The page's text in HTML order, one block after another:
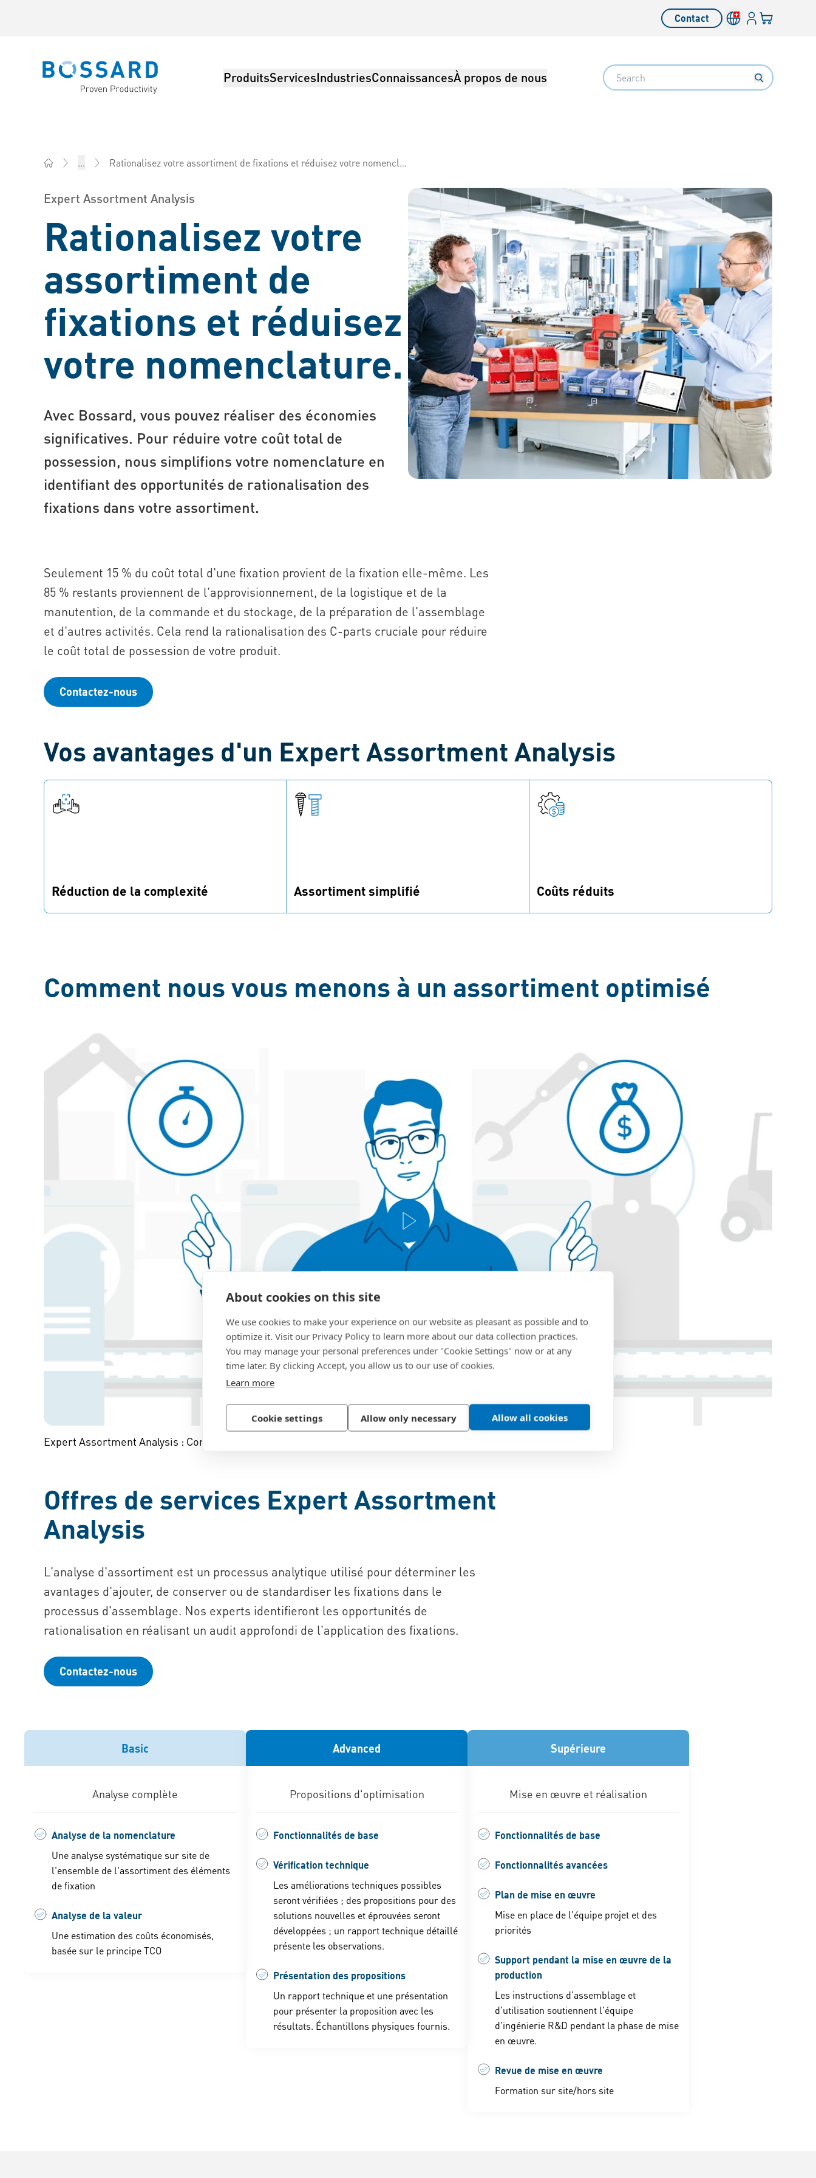
About cookies on this site
We use cookies to make your experience on our website as pleasant as possible and to
optimize it. Visit our Privacy Policy to learn more about our data collection practices.
You may manage your personal preferences under "Cookie Settings" now or at any
time later. By clicking Accept, you allow us to our use of cookies.
Learn more
Cookie settings Allow only necessary Allow all cookies
Contact Connexion
Votre panier
Bossard homepage ProduitsServicesIndustriesConnaissancesÀ propos de nous Search
... Rationalisez votre assortiment de fixations et réduisez votre nomenclature.
Expert Assortment Analysis
Rationalisez votre
assortiment de
fixations et réduisez
votre nomenclature.
Avec Bossard, vous pouvez réaliser des économies
significatives. Pour réduire votre coût total de
possession, nous simplifions votre nomenclature en
identifiant des opportunités de rationalisation des
fixations dans votre assortiment.
Seulement 15 % du coût total d'une fixation provient de la fixation elle-même. Les
85 % restants proviennent de l'approvisionnement, de la logistique et de la
manutention, de la commande et du stockage, de la préparation de l'assemblage
et d'autres activités. Cela rend la rationalisation des C-parts cruciale pour réduire
le coût total de possession de votre produit.
Contactez-nous
Vos avantages d'un Expert Assortment Analysis
Réduction de la complexité Assortiment simplifié Coûts réduits
Comment nous vous menons à un assortiment optimisé
Expert Assortment Analysis : Comment ça fonctionne ?
Offres de services Expert Assortment
Analysis
L'analyse d'assortiment est un processus analytique utilisé pour déterminer les
avantages d'ajouter, de conserver ou de standardiser les fixations dans le
processus d'assemblage. Nos experts identifieront les opportunités de
rationalisation en réalisant un audit approfondi de l'application des fixations.
Contactez-nous
Basic
Analyse complète
Analyse de la nomenclature
Une analyse systématique sur site de
l'ensemble de l'assortiment des éléments
de fixation
Analyse de la valeur
Une estimation des coûts économisés,
basée sur le principe TCO
Advanced
Propositions d'optimisation
Fonctionnalités de base
Vérification technique
Les améliorations techniques possibles
seront vérifiées ; des propositions pour des
solutions nouvelles et éprouvées seront
développées ; un rapport technique détaillé
présente les observations.
Présentation des propositions
Un rapport technique et une présentation
pour présenter la proposition avec les
résultats. Échantillons physiques fournis.
Supérieure
Mise en œuvre et réalisation
Fonctionnalités de base
Fonctionnalités avancées
Plan de mise en œuvre
Mise en place de l'équipe projet et des
priorités
Support pendant la mise en œuvre de la
production
Les instructions d'assemblage et
d'utilisation soutiennent l'équipe
d'ingénierie R&D pendant la phase de mise
en œuvre.
Revue de mise en œuvre
Formation sur site/hors site